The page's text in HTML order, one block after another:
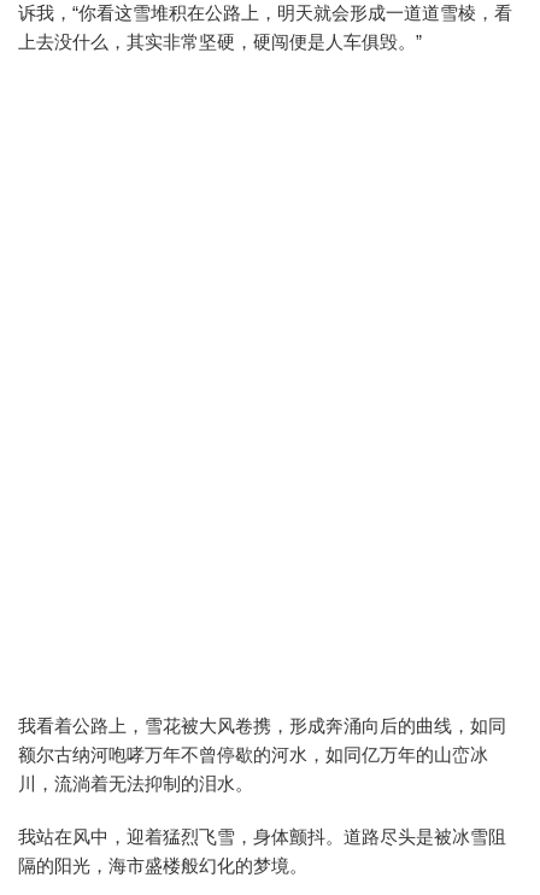
诉我，“你看这雪堆积在公路上，明天就会形成一道道雪棱，看
上去没什么，其实非常坚硬，硬闯便是人车俱毁。”
我看着公路上，雪花被大风卷携，形成奔涌向后的曲线，如同
额尔古纳河咆哮万年不曾停歇的河水，如同亿万年的山峦冰
川，流淌着无法抑制的泪水。
我站在风中，迎着猛烈飞雪，身体颤抖。道路尽头是被冰雪阻
隔的阳光，海市盛楼般幻化的梦境。